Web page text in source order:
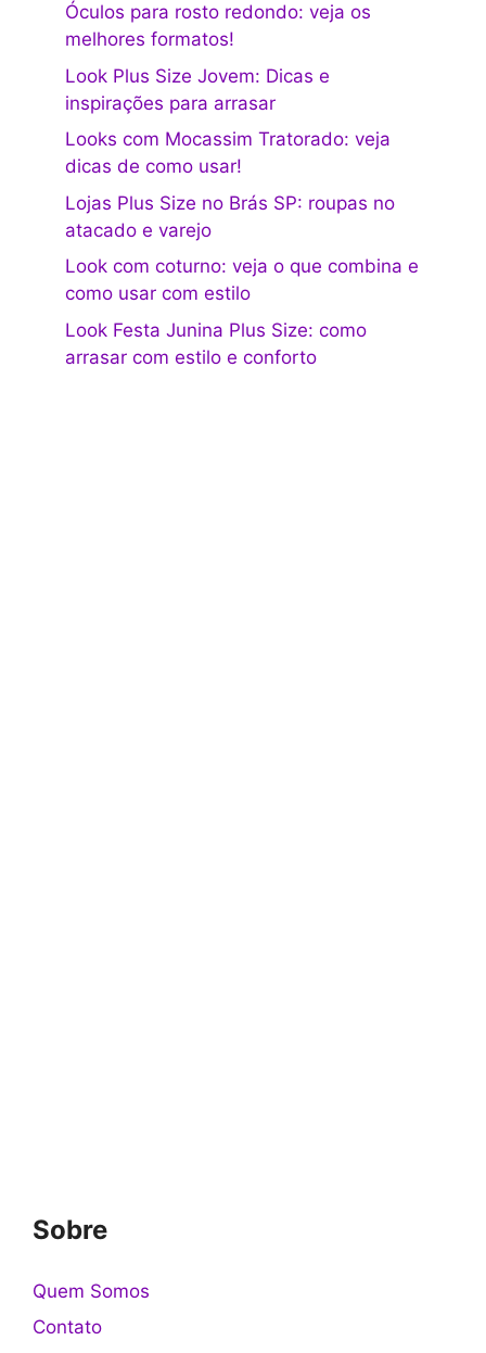
Óculos para rosto redondo: veja os
melhores formatos!
Look Plus Size Jovem: Dicas e
inspirações para arrasar
Looks com Mocassim Tratorado: veja
dicas de como usar!
Lojas Plus Size no Brás SP: roupas no
atacado e varejo
Look com coturno: veja o que combina e
como usar com estilo
Look Festa Junina Plus Size: como
arrasar com estilo e conforto
Sobre
Quem Somos
Contato